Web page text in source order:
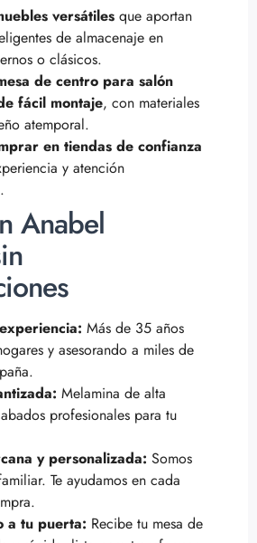
versátiles que aportan
de almacenaje en
o clásicos.
de centro para salón
fácil montaje, con materiales
atemporal.
en tiendas de confianza
y atención
Anabel
Más de 35 años
y asesorando a miles de
Melamina de alta
profesionales para tu
y personalizada: Somos
Te ayudamos en cada
a tu puerta: Recibe tu mesa de